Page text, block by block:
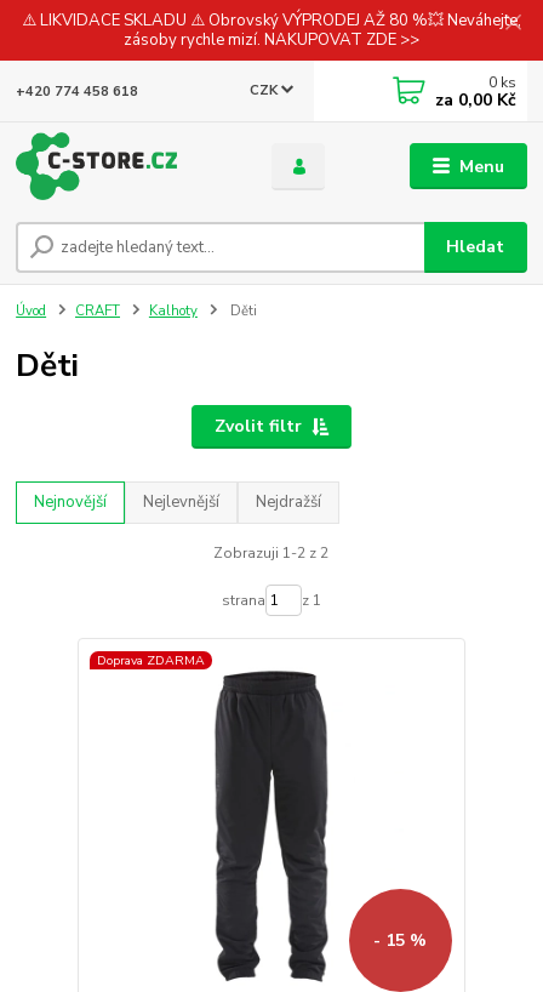
⚠️ LIKVIDACE SKLADU ⚠️ Obrovský VÝPRODEJ AŽ 80 %💥 Neváhejte,
zásoby rychle mizí. NAKUPOVAT ZDE >>
Menu
CZK
Hledat
+420 774 458 618 0 ks
za 0,00 Kč
Úvod CRAFT Kalhoty Děti
Děti
Zvolit filtr
Nejnovější Nejlevnější Nejdražší
Zobrazuji 1-2 z 2
strana z 1
Doprava ZDARMA
- 15 %